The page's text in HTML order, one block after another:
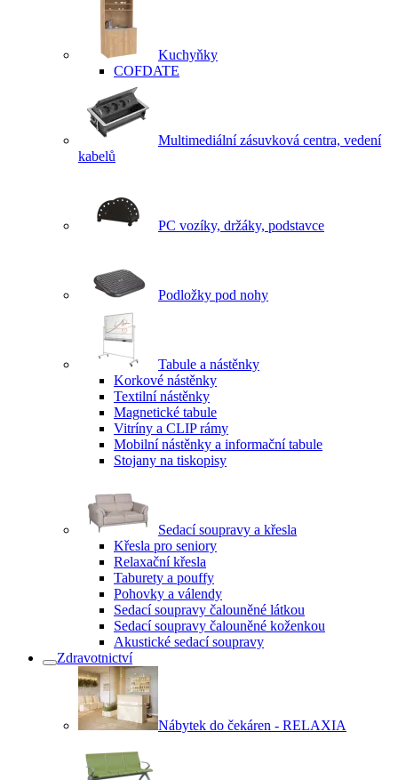
Kuchyňky
COFDATE
Multimediální zásuvková centra, vedení
kabelů
PC vozíky, držáky, podstavce
Podložky pod nohy
Tabule a nástěnky
Korkové nástěnky
Textilní nástěnky
Magnetické tabule
Vitríny a CLIP rámy
Mobilní nástěnky a informační tabule
Stojany na tiskopisy
Sedací soupravy a křesla
Křesla pro seniory
Relaxační křesla
Taburety a pouffy
Pohovky a válendy
Sedací soupravy čalouněné látkou
Sedací soupravy čalouněné koženkou
Akustické sedací soupravy
Zdravotnictví
Nábytek do čekáren - RELAXIA